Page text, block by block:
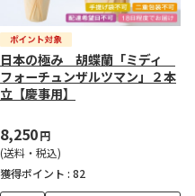
日本の極み 胡蝶蘭「ミディ
フォーチュンザルツマン」２本
立【慶事用】
8,250円
(送料・税込)
獲得ポイント : 82